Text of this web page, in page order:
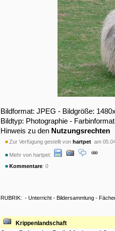
Bildformat: JPEG - Bildgröße:
Bildtyp: Photographie -
Hinweis zu den Nutzungsrechten
Zur Verfügung gestellt von hartpet am
Mehr von hartpet:
Kommentare: 0
RUBRIK: - Unterricht - Bildersammlung -
Krippenlandschaft